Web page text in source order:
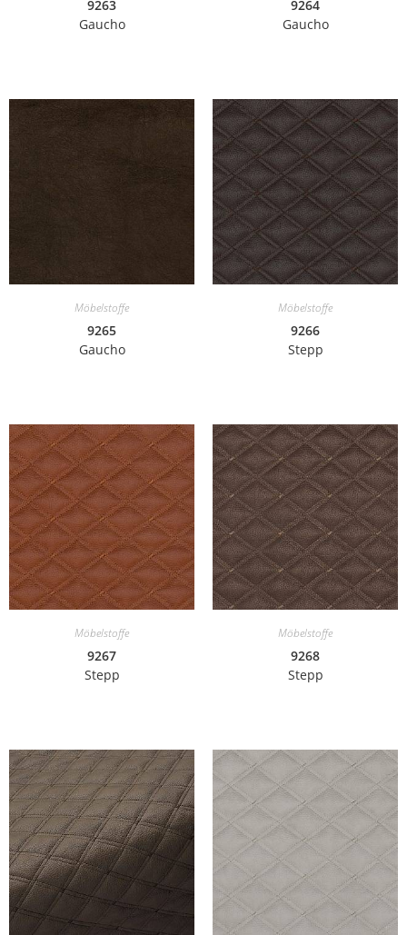
9263
Gaucho
9264
Gaucho
Möbelstoffe
9265
Gaucho
Möbelstoffe
9266
Stepp
Möbelstoffe
9267
Stepp
Möbelstoffe
9268
Stepp